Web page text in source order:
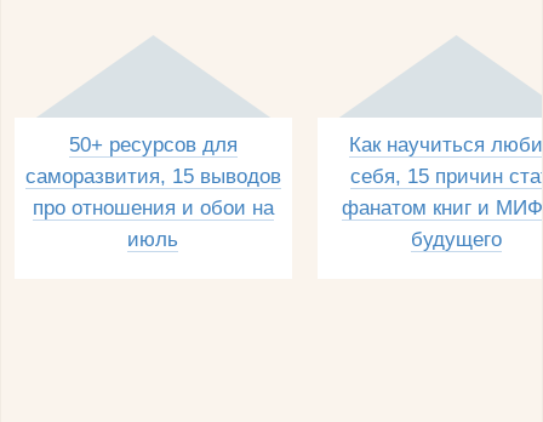
50+ ресурсов для
саморазвития, 15 выводов
про отношения и обои на
июль
Как научиться
себя, 15 причин
фанатом книг и
будущего